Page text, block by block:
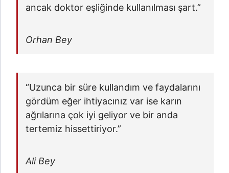
ancak doktor eşliğinde kullanılması şart.”
Orhan Bey
“Uzunca bir süre kullandım ve faydalarını
gördüm eğer ihtiyacınız var ise karın
ağrılarına çok iyi geliyor ve bir anda
tertemiz hissettiriyor.”
Ali Bey